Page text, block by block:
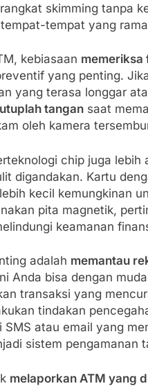
skimming tanpa
tempat yang
kebiasaan memeriksa
yang penting.
yang terasa longgar
tangan saat
oleh kamera
chip juga
digandakan. Kartu
kecil kemungkinan
pita magnetik,
keamanan
adalah memantau
Anda bisa dengan
transaksi yang
tindakan
SMS atau email yang
sistem pengamanan
melaporkan ATM yang